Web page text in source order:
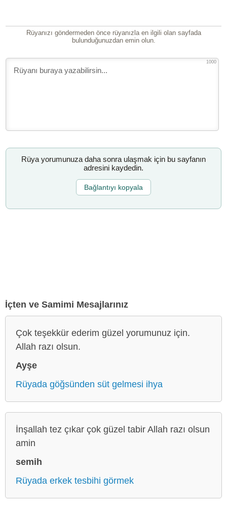
Rüyanızı göndermeden önce rüyanızla en ilgili olan sayfada
bulunduğunuzdan emin olun.
1000
Rüya yorumunuza daha sonra ulaşmak için bu sayfanın
adresini kaydedin.
Bağlantıyı kopyala
İçten ve Samimi Mesajlarınız
Çok teşekkür ederim güzel yorumunuz için.
Allah razı olsun.
Ayşe
Rüyada göğsünden süt gelmesi ihya
İnşallah tez çıkar çok güzel tabir Allah razı olsun
amin
semih
Rüyada erkek tesbihi görmek